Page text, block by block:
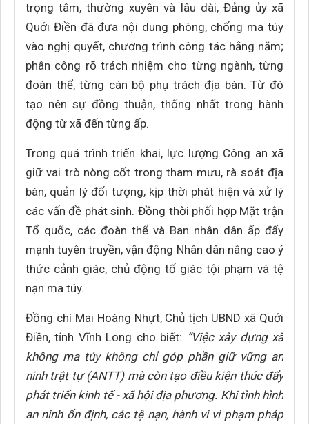
trọng tâm, thường xuyên và lâu dài, Đảng ủy xã
Quới Điền đã đưa nội dung phòng, chống ma túy
vào nghị quyết, chương trình công tác hằng năm;
phân công rõ trách nhiệm cho từng ngành, từng
đoàn thể, từng cán bộ phụ trách địa bàn. Từ đó
tạo nên sự đồng thuận, thống nhất trong hành
động từ xã đến từng ấp.
Trong quá trình triển khai, lực lượng Công an xã
giữ vai trò nòng cốt trong tham mưu, rà soát địa
bàn, quản lý đối tượng, kịp thời phát hiện và xử lý
các vấn đề phát sinh. Đồng thời phối hợp Mặt trận
Tổ quốc, các đoàn thể và Ban nhân dân ấp đẩy
mạnh tuyên truyền, vận động Nhân dân nâng cao ý
thức cảnh giác, chủ động tố giác tội phạm và tệ
nạn ma túy.
Đồng chí Mai Hoàng Nhựt, Chủ tịch UBND xã Quới
Điền, tỉnh Vĩnh Long cho biết: “Việc xây dựng xã
không ma túy không chỉ góp phần giữ vững an
ninh trật tự (ANTT) mà còn tạo điều kiện thúc đẩy
phát triển kinh tế - xã hội địa phương. Khi tình hình
an ninh ổn định, các tệ nạn, hành vi vi phạm pháp